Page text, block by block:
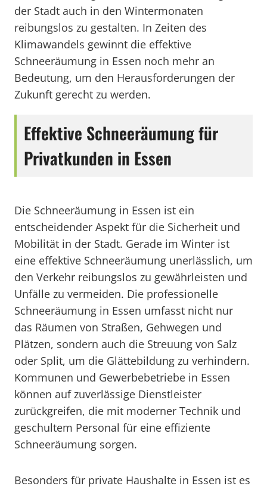
der Stadt auch in den Wintermonaten
reibungslos zu gestalten. In Zeiten des
Klimawandels gewinnt die effektive
Schneeräumung in Essen noch mehr an
Bedeutung, um den Herausforderungen der
Zukunft gerecht zu werden.
Effektive Schneeräumung für
Privatkunden in Essen
Die Schneeräumung in Essen ist ein
entscheidender Aspekt für die Sicherheit und
Mobilität in der Stadt. Gerade im Winter ist
eine effektive Schneeräumung unerlässlich, um
den Verkehr reibungslos zu gewährleisten und
Unfälle zu vermeiden. Die professionelle
Schneeräumung in Essen umfasst nicht nur
das Räumen von Straßen, Gehwegen und
Plätzen, sondern auch die Streuung von Salz
oder Split, um die Glättebildung zu verhindern.
Kommunen und Gewerbebetriebe in Essen
können auf zuverlässige Dienstleister
zurückgreifen, die mit moderner Technik und
geschultem Personal für eine effiziente
Schneeräumung sorgen.
Besonders für private Haushalte in Essen ist es